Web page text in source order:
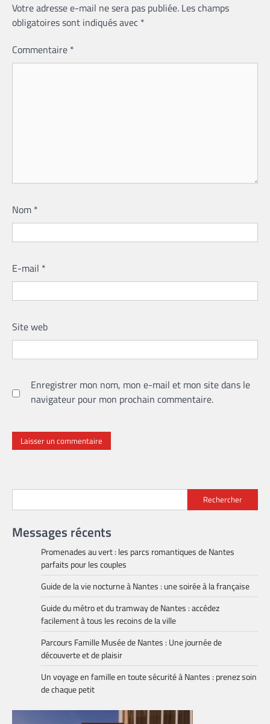
Votre adresse e-mail ne sera pas publiée. Les champs
obligatoires sont indiqués avec *
Commentaire *
Nom *
E-mail *
Site web
Enregistrer mon nom, mon e-mail et mon site dans le
navigateur pour mon prochain commentaire.
Rechercher
Messages récents
Promenades au vert : les parcs romantiques de Nantes
parfaits pour les couples
Guide de la vie nocturne à Nantes : une soirée à la française
Guide du métro et du tramway de Nantes : accédez
facilement à tous les recoins de la ville
Parcours Famille Musée de Nantes : Une journée de
découverte et de plaisir
Un voyage en famille en toute sécurité à Nantes : prenez soin
de chaque petit